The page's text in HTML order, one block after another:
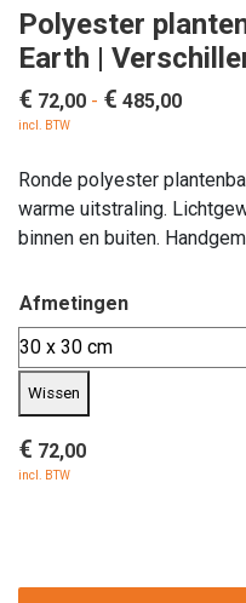
Polyester
Earth |
€ 72,00 - € 485,00
€
incl. BTW
Ronde polyester
warme uitstraling.
binnen en buiten.
Afmetingen
Wissen
€ 72,00
incl. BTW
Bordo